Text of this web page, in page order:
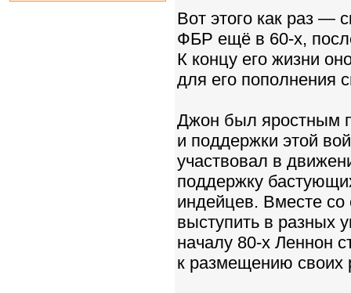
Вот этого как раз —
ФБР ещё в 60-х,
К концу его жизни
для его пополнения
Джон был яростным
и поддержки этой
участвовал в
поддержку
индейцев. Вместе со
выступить в разных
началу 80-х Леннон
к размещению своих